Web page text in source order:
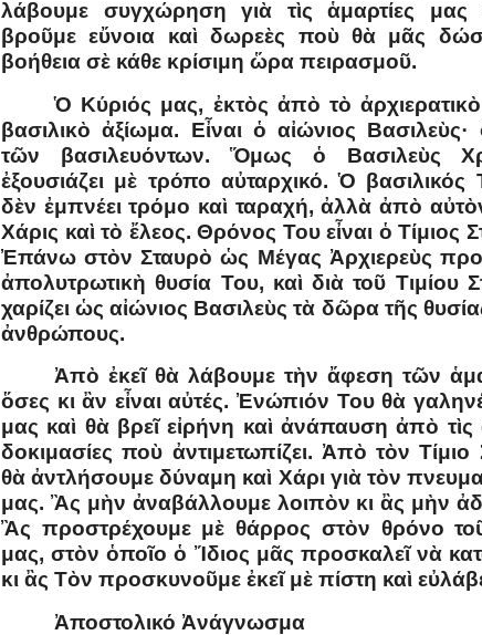
λάβουμε συγχώρηση γιὰ τὶς ἁμαρτίες μας
βροῦμε εὔνοια καὶ δωρεὲς ποὺ θὰ μᾶς
βοήθεια σὲ κάθε κρίσιμη ὥρα πειρασμοῦ.
Ὁ Κύριός μας, ἐκτὸς ἀπὸ τὸ ἀρχιερατικὸ
βασιλικὸ ἀξίωμα. Εἶναι ὁ αἰώνιος
τῶν βασιλευόντων. Ὅμως ὁ Βασιλεὺς
ἐξουσιάζει μὲ τρόπο αὐταρχικό. Ὁ βασιλικός
δὲν ἐμπνέει τρόμο καὶ ταραχή, ἀλλὰ ἀπὸ
Χάρις καὶ τὸ ἔλεος. Θρόνος Του εἶναι ὁ Τίμιος
Ἐπάνω στὸν Σταυρὸ ὡς Μέγας Ἀρχιερεὺς
ἀπολυτρωτικὴ θυσία Του, καὶ διὰ τοῦ Τιμίου
χαρίζει ὡς αἰώνιος Βασιλεὺς τὰ δῶρα τῆς
ἀνθρώπους.
Ἀπὸ ἐκεῖ θὰ λάβουμε τὴν ἄφεση τῶν
ὅσες κι ἂν εἶναι αὐτές. Ἐνώπιόν Του θὰ
μας καὶ θὰ βρεῖ εἰρήνη καὶ ἀνάπαυση ἀπὸ τὶς
δοκιμασίες ποὺ ἀντιμετωπίζει. Ἀπὸ τὸν
θὰ ἀντλήσουμε δύναμη καὶ Χάρι γιὰ τὸν
μας. Ἂς μὴν ἀναβάλλουμε λοιπὸν κι ἂς μὴν
Ἂς προστρέχουμε μὲ θάρρος στὸν θρόνο
μας, στὸν ὁποῖο ὁ Ἴδιος μᾶς προσκαλεῖ νὰ
κι ἂς Τὸν προσκυνοῦμε ἐκεῖ μὲ πίστη καὶ
Ἀποστολικό Ἀνάγνωσμα